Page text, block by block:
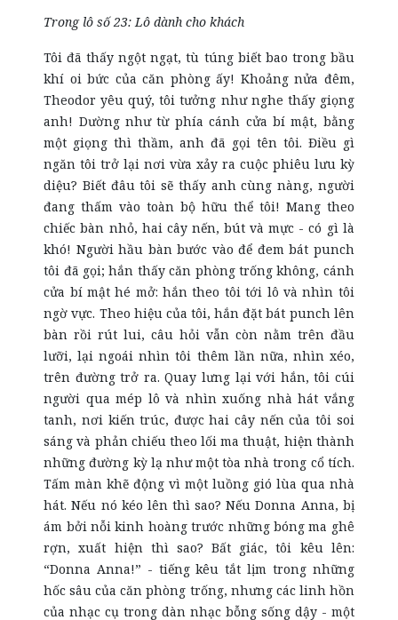
Trong lô số 23: Lô dành cho khách
Tôi đã thấy ngột ngạt, tù túng biết bao trong bầu
khí oi bức của căn phòng ấy! Khoảng nửa đêm,
Theodor yêu quý, tôi tưởng như nghe thấy giọng
anh! Dường như từ phía cánh cửa bí mật, bằng
một giọng thì thầm, anh đã gọi tên tôi. Điều gì
ngăn tôi trở lại nơi vừa xảy ra cuộc phiêu lưu kỳ
diệu? Biết đâu tôi sẽ thấy anh cùng nàng, người
đang thấm vào toàn bộ hữu thể tôi! Mang theo
chiếc bàn nhỏ, hai cây nến, bút và mực - có gì là
khó! Người hầu bàn bước vào để đem bát punch
tôi đã gọi; hắn thấy căn phòng trống không, cánh
cửa bí mật hé mở: hắn theo tôi tới lô và nhìn tôi
ngờ vực. Theo hiệu của tôi, hắn đặt bát punch lên
bàn rồi rút lui, câu hỏi vẫn còn nằm trên đầu
lưỡi, lại ngoái nhìn tôi thêm lần nữa, nhìn xéo,
trên đường trở ra. Quay lưng lại với hắn, tôi cúi
người qua mép lô và nhìn xuống nhà hát vắng
tanh, nơi kiến trúc, được hai cây nến của tôi soi
sáng và phản chiếu theo lối ma thuật, hiện thành
những đường kỳ lạ như một tòa nhà trong cổ tích.
Tấm màn khẽ động vì một luồng gió lùa qua nhà
hát. Nếu nó kéo lên thì sao? Nếu Donna Anna, bị
ám bởi nỗi kinh hoàng trước những bóng ma ghê
rợn, xuất hiện thì sao? Bất giác, tôi kêu lên:
“Donna Anna!” - tiếng kêu tắt lịm trong những
hốc sâu của căn phòng trống, nhưng các linh hồn
của nhạc cụ trong dàn nhạc bỗng sống dậy - một